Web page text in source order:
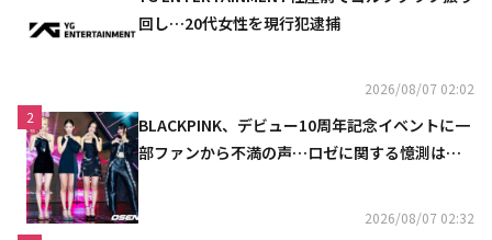
回し…20代女性を現行犯逮捕
2026/08/07 02:02
2
BLACKPINK、デビュー10周年記念イベントに一
部ファンから不満の声…ロゼに関する憶測は否
2026/08/07 02:32